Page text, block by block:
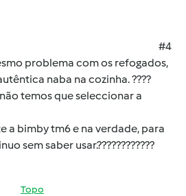
#4
problema com os refogados,
naba na cozinha. ????
temos que seleccionar a
a bimby tm6 e na verdade, para
sem saber usar.????????????
Topo